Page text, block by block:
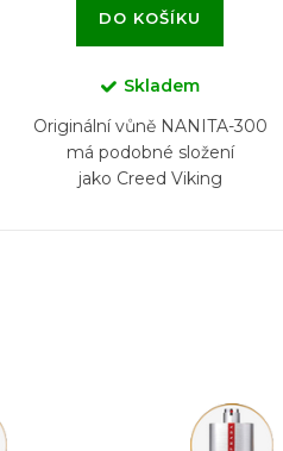
DO KOŠÍKU
Skladem
Originální vůně NANITA-300
má podobné složení
jako Creed Viking